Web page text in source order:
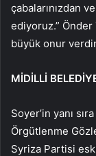
çabalarınızdan
ediyoruz.”
büyük onur
MİDİLLİ
Soyer’in yanı
Örgütlenme
Syriza Partisi